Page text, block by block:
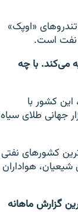
«اوپک»
نفت است.
می‌کند. با چه
کشور با
جهانی طلای سیاه
کشورهای نفتی
هواداران
گزارش ماهانه